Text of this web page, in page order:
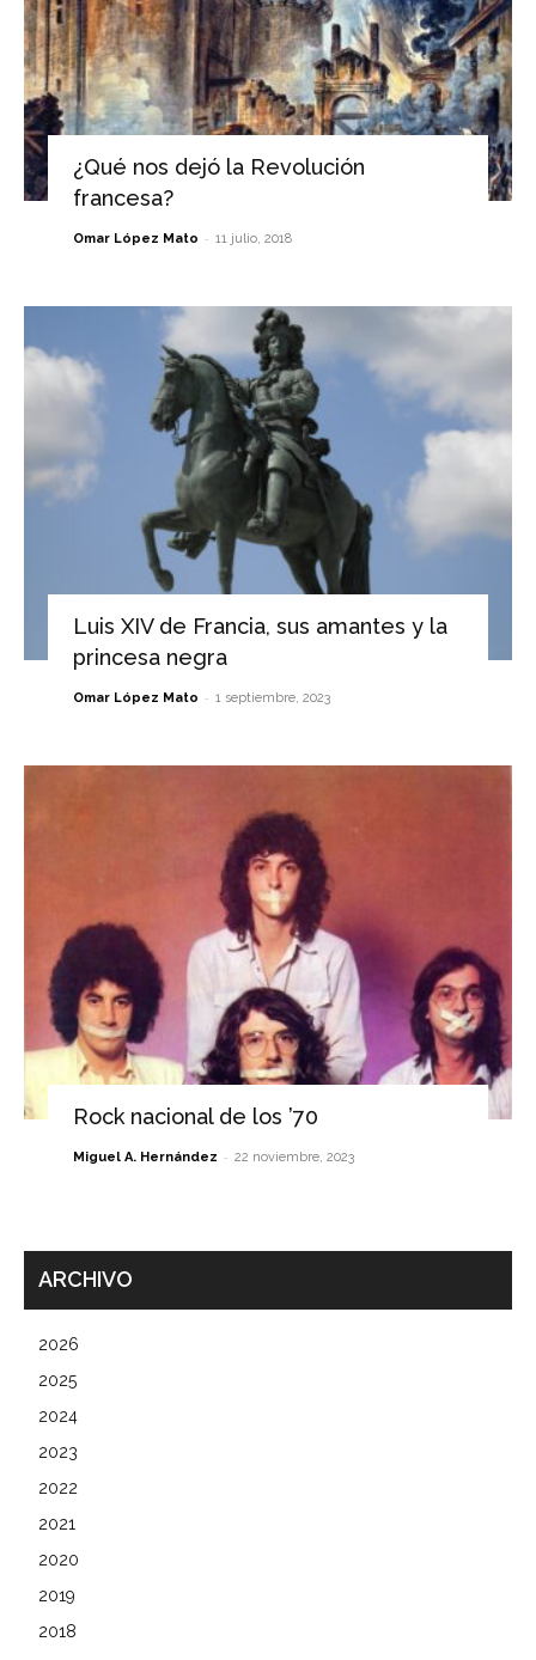
¿Qué nos dejó la Revolución
francesa?
Omar López Mato - 11 julio, 2018
Luis XIV de Francia, sus amantes y la
princesa negra
Omar López Mato - 1 septiembre, 2023
Rock nacional de los ’70
Miguel A. Hernández - 22 noviembre, 2023
ARCHIVO
2026
2025
2024
2023
2022
2021
2020
2019
2018